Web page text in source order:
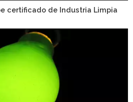
certificado de Industria Limpia